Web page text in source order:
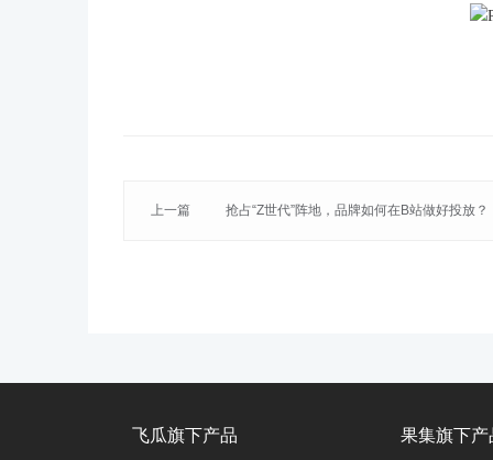
上一篇 抢占“Z世代”阵地，品牌如何在B站做好投放？
飞瓜旗下产品 果集旗下产